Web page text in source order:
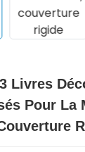
Livres
Pour La